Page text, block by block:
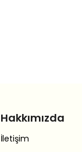
Hakkımızda
İletişim